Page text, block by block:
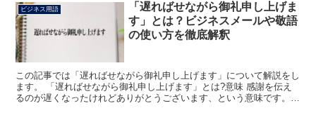
ビジネス用語
「遅ればせながら御礼申し上げま
す」とは？ビジネスメールや敬語
の使い方を徹底解釈
この記事では「遅ればせながら御礼申し上げます」について解説をし
ます。 「遅ればせながら御礼申し上げます」とは?意味 感謝を伝え
るのが遅くなったけれどありがとうございます、という意味です。